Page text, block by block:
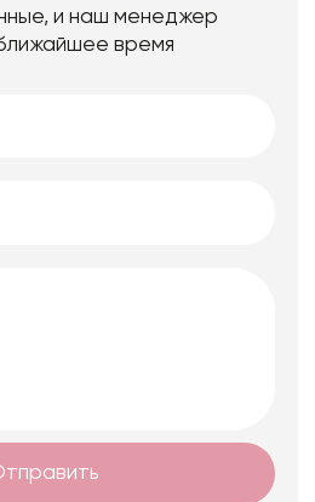
и наш менеджер
время